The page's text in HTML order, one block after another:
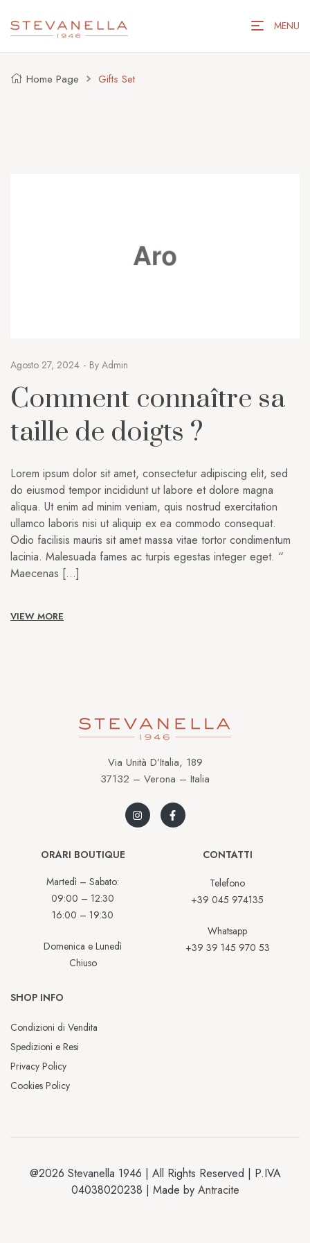
MENU
Home Page Gifts Set
Agosto 27, 2024 By Admin
Comment connaître sa
taille de doigts ?
Lorem ipsum dolor sit amet, consectetur adipiscing elit, sed
do eiusmod tempor incididunt ut labore et dolore magna
aliqua. Ut enim ad minim veniam, quis nostrud exercitation
ullamco laboris nisi ut aliquip ex ea commodo consequat.
Odio facilisis mauris sit amet massa vitae tortor condimentum
lacinia. Malesuada fames ac turpis egestas integer eget. “
Maecenas […]
VIEW MORE
Via Unità D’Italia, 189
37132 – Verona – Italia
ORARI BOUTIQUE
Martedì – Sabato:
09:00 – 12:30
16:00 – 19:30
Domenica e Lunedì
Chiuso
CONTATTI
Telefono
+39 045 974135
Whatsapp
+39 39 145 970 53
SHOP INFO
Condizioni di Vendita
Spedizioni e Resi
Privacy Policy
Cookies Policy
@2026 Stevanella 1946 | All Rights Reserved | P.IVA
04038020238 | Made by Antracite